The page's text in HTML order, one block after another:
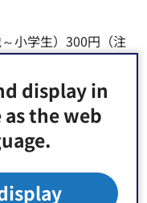
display in
the web
小学生）300円（注
おむつ替え、授乳コ
活躍するジャズピア